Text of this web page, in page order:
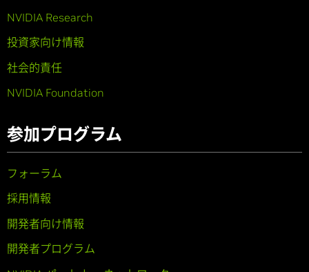
NVIDIA Research
投資家向け情報
社会的責任
NVIDIA Foundation
参加プログラム
フォーラム
採用情報
開発者向け情報
開発者プログラム